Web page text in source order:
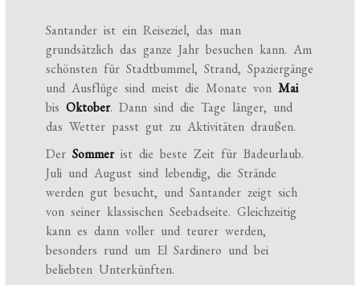
Santander ist ein Reiseziel, das man
grundsätzlich das ganze Jahr besuchen kann. Am
schönsten für Stadtbummel, Strand, Spaziergänge
und Ausflüge sind meist die Monate vonMai
bisOktober. Dann sind die Tage länger, und
das Wetter passt gut zu Aktivitäten draußen.
DerSommerist die beste Zeit für Badeurlaub.
Juli und August sind lebendig, die Strände
werden gut besucht, und Santander zeigt sich
von seiner klassischen Seebadseite. Gleichzeitig
kann es dann voller und teurer werden,
besonders rund um El Sardinero und bei
beliebten Unterkünften.